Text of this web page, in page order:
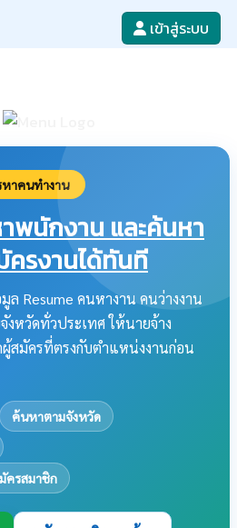
เข้าสู่ระบบ
าคนทำงาน
พนักงาน และค้นหา
ครงานได้ทันที
ล Resume คนหางาน คนว่างงาน
งหวัดทั่วประเทศ ให้นายจ้าง
สมัครที่ตรงกับตำแหน่งงานก่อน
ค้นหาตามจังหวัด
ครสมาชิก